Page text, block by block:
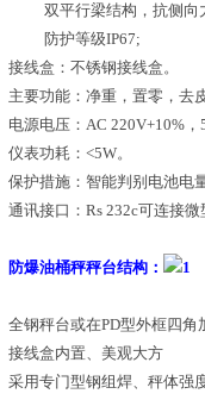
双平行梁结构，抗侧向
防护等级IP67;
接线盒：不锈钢接线盒。
主要功能：净重，置零，去
电源电压：AC 220V+10%
仪表功耗：<5W。
保护措施：智能判别电池电
通讯接口：Rs 232c可连接
防爆油桶秤秤台结构：
全钢秤台或在PD型外框四角
接线盒内置、美观大方
采用专门型钢组焊、秤体强